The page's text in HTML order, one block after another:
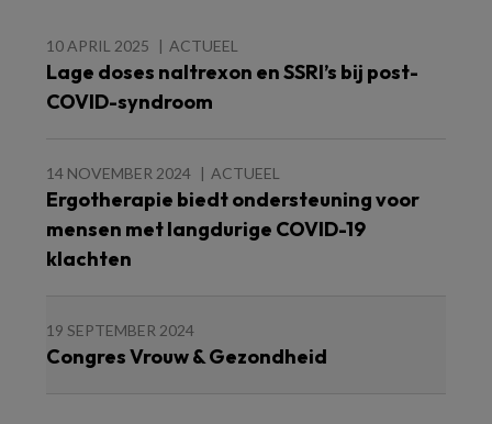
10 APRIL 2025 ACTUEEL
Lage doses naltrexon en SSRI’s bij post-
COVID-syndroom
14 NOVEMBER 2024 ACTUEEL
Ergotherapie biedt ondersteuning voor
mensen met langdurige COVID-19
klachten
19 SEPTEMBER 2024
Congres Vrouw & Gezondheid